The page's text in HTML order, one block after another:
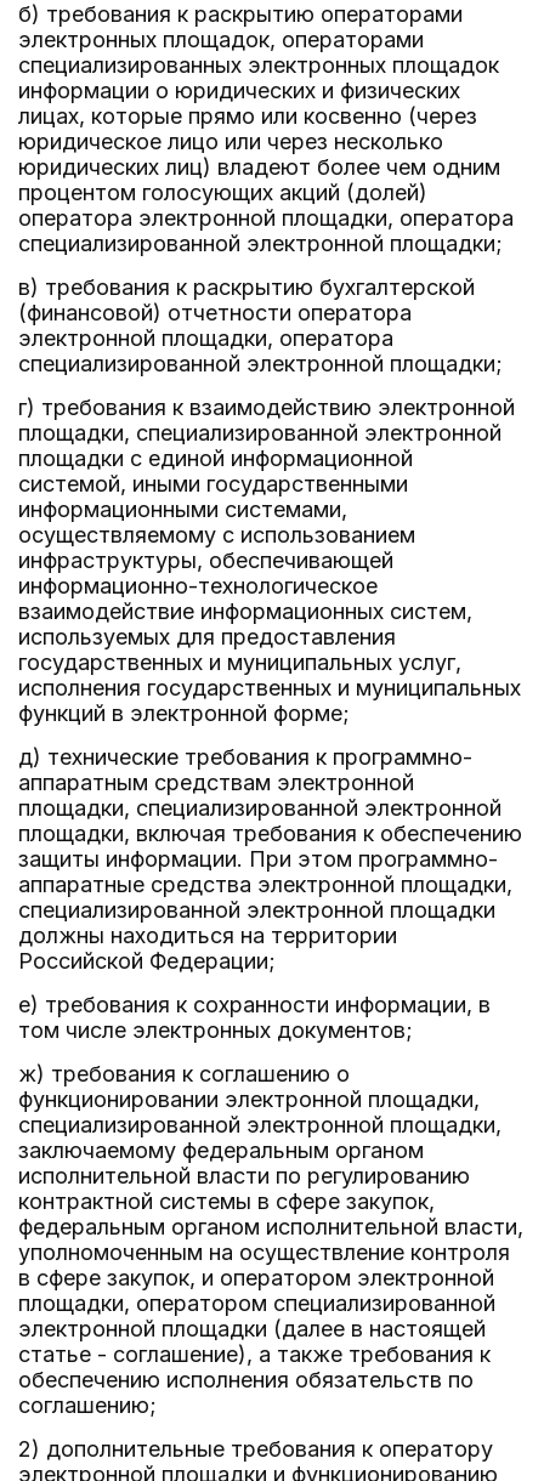
б) требования к раскрытию операторами
электронных площадок, операторами
специализированных электронных площадок
информации о юридических и физических
лицах, которые прямо или косвенно (через
юридическое лицо или через несколько
юридических лиц) владеют более чем одним
процентом голосующих акций (долей)
оператора электронной площадки, оператора
специализированной электронной площадки;
в) требования к раскрытию бухгалтерской
(финансовой) отчетности оператора
электронной площадки, оператора
специализированной электронной площадки;
г) требования к взаимодействию электронной
площадки, специализированной электронной
площадки с единой информационной
системой, иными государственными
информационными системами,
осуществляемому с использованием
инфраструктуры, обеспечивающей
информационно-технологическое
взаимодействие информационных систем,
используемых для предоставления
государственных и муниципальных услуг,
исполнения государственных и муниципальных
функций в электронной форме;
д) технические требования к программно-
аппаратным средствам электронной
площадки, специализированной электронной
площадки, включая требования к обеспечению
защиты информации. При этом программно-
аппаратные средства электронной площадки,
специализированной электронной площадки
должны находиться на территории
Российской Федерации;
е) требования к сохранности информации, в
том числе электронных документов;
ж) требования к соглашению о
функционировании электронной площадки,
специализированной электронной площадки,
заключаемому федеральным органом
исполнительной власти по регулированию
контрактной системы в сфере закупок,
федеральным органом исполнительной власти,
уполномоченным на осуществление контроля
в сфере закупок, и оператором электронной
площадки, оператором специализированной
электронной площадки (далее в настоящей
статье - соглашение), а также требования к
обеспечению исполнения обязательств по
соглашению;
2) дополнительные требования к оператору
электронной площадки и функционированию